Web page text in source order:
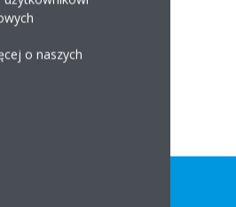
o naszych